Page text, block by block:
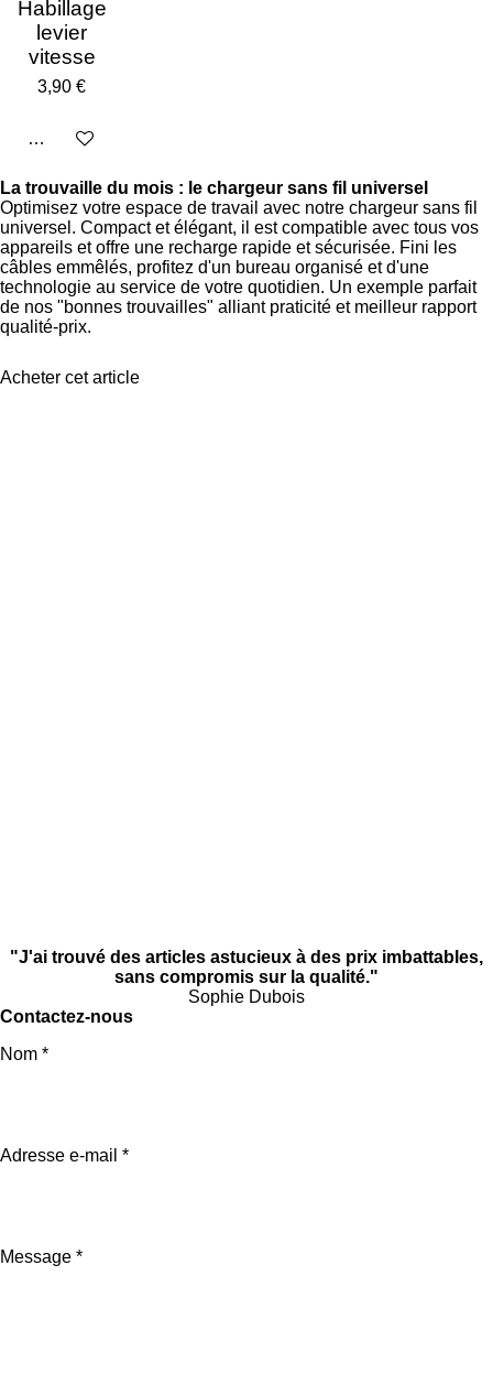
Habillage
levier
vitesse
3,90 €
Ajouter au panier
La trouvaille du mois : le chargeur sans fil universel
Optimisez votre espace de travail avec notre chargeur sans fil
universel. Compact et élégant, il est compatible avec tous vos
appareils et offre une recharge rapide et sécurisée. Fini les
câbles emmêlés, profitez d'un bureau organisé et d'une
technologie au service de votre quotidien. Un exemple parfait
de nos "bonnes trouvailles" alliant praticité et meilleur rapport
qualité-prix.
Acheter cet article
"J'ai trouvé des articles astucieux à des prix imbattables,
sans compromis sur la qualité."
Sophie Dubois
Contactez-nous
Nom *
Adresse e-mail *
Message *